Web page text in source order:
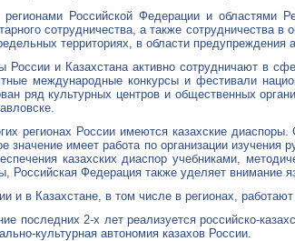
Российской Федерации и областями
сотрудничества, а также сотрудничества
территориях, в области
России и Казахстана активно сотрудничают в
международные конкурсы и фестивали
ряд культурных центров и общественных
регионах России имеются казахские
значение имеет работа по организации изучения
казахских диаспор учебниками,
Российская Федерация также уделяет внимание
и в Казахстане, в том числе в регионах,
последних 2-х лет реализуется российско-
культурная автономия казахов России.